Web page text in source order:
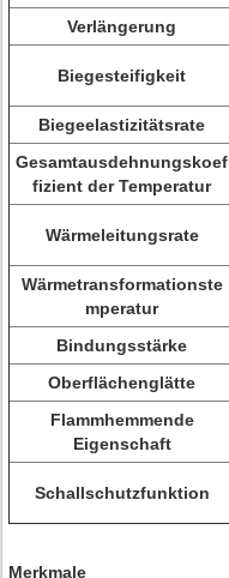
Verlängerung
Biegesteifigkeit
Biegeelastizitätsrate
Gesamtausdehnungskoef
fizient der Temperatur
Wärmeleitungsrate
Wärmetransformationste
mperatur
Bindungsstärke
Oberflächenglätte
Flammhemmende
Eigenschaft
Schallschutzfunktion
Merkmale